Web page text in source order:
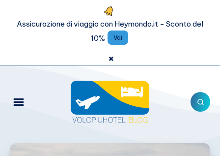
Assicurazione di viaggio con Heymondo.it - Sconto del
10%
Vai
×